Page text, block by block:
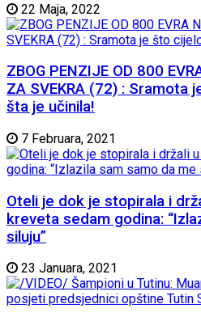
22 Maja, 2022
ZBOG PENZIJE OD 800
ZA SVEKRA (72) : Sramota
šta je učinila!
7 Februara, 2021
Oteli je dok je stopirala i
kreveta sedam godina:
siluju”
23 Januara, 2021